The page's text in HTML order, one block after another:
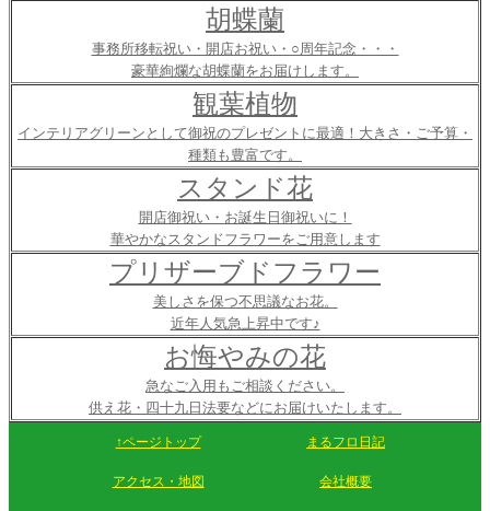
胡蝶蘭
事務所移転祝い・開店お祝い・○周年記念・・・
豪華絢爛な胡蝶蘭をお届けします。
観葉植物
インテリアグリーンとして御祝のプレゼントに最適！大きさ・ご予算・
種類も豊富です。
スタンド花
開店御祝い・お誕生日御祝いに！
華やかなスタンドフラワーをご用意します
プリザーブドフラワー
美しさを保つ不思議なお花。
近年人気急上昇中です♪
お悔やみの花
急なご入用もご相談ください。
供え花・四十九日法要などにお届けいたします。
↑ページトップ まるフロ日記
アクセス・地図 会社概要